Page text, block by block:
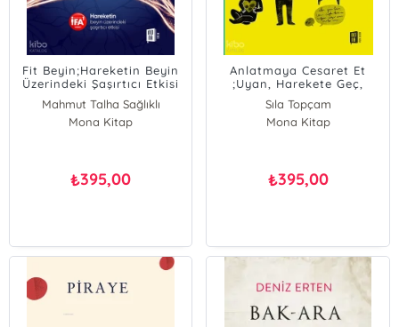
Fit Beyin;Hareketin Beyin
Üzerindeki Şaşırtıcı Etkisi
Mahmut Talha Sağlıklı
Mona Kitap
₺395,00
Anlatmaya Cesaret Et
;Uyan, Harekete Geç,
Sıla Topçam
Mona Kitap
₺395,00